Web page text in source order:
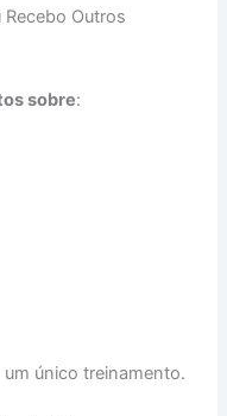
Outros
sobre:
um único treinamento.